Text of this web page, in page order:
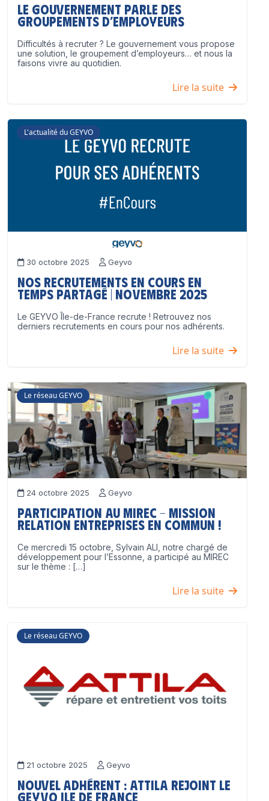
Le Gouvernement parle des
groupements d’employeurs
Difficultés à recruter ? Le gouvernement vous propose
une solution, le groupement d’employeurs… et nous la
faisons vivre au quotidien.
Lire la suite
L'actualité du GEYVO
30 octobre 2025 Geyvo
Nos recrutements en cours en
temps partagé | Novembre 2025
Le GEYVO Île-de-France recrute ! Retrouvez nos
derniers recrutements en cours pour nos adhérents.
Lire la suite
Le réseau GEYVO
24 octobre 2025 Geyvo
Participation au MIREC – Mission
Relation Entreprises en Commun !
Ce mercredi 15 octobre, Sylvain ALI, notre chargé de
développement pour l’Essonne, a participé au MIREC
sur le thème : […]
Lire la suite
Le réseau GEYVO
21 octobre 2025 Geyvo
Nouvel adhérent : ATTILA rejoint le
GEYVO Ile de France